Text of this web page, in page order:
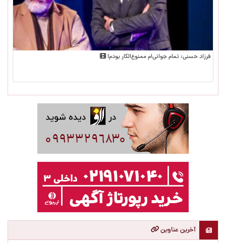
فرزاد حسنی: تمام جوانی‌ام ممنو‌ع‌الکار بودم!
آخرین عناوین